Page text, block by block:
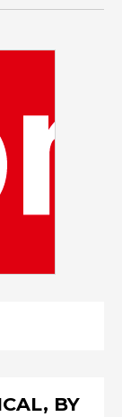
BY